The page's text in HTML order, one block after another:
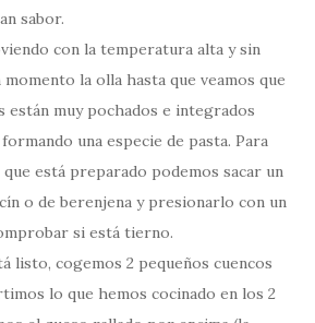
sabor.
con la temperatura alta y sin
la olla hasta que veamos que
están muy pochados e integrados
una especie de pasta. Para
está preparado podemos sacar un
o de berenjena y presionarlo con un
si está tierno.
listo, cogemos 2 pequeños cuencos
lo que hemos cocinado en los 2